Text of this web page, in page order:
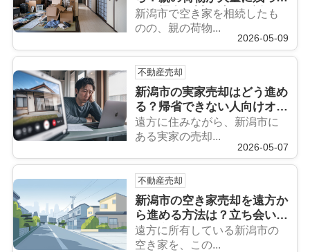
いる場合の対処法を解説
新潟市で空き家を相続したも
のの、親の荷物...
2026-05-09
不動産売却
新潟市の実家売却はどう進め
る？帰省できない人向けオン
ライン相談活用法
遠方に住みながら、新潟市に
ある実家の売却...
2026-05-07
不動産売却
新潟市の空き家売却を遠方か
ら進める方法は？立ち会い不
要で安心して任せる手順を解
説
遠方に所有している新潟市の
空き家を、この...